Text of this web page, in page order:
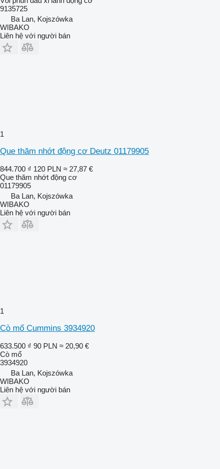
9135725
Ba Lan, Kojszówka
WIBAKO
Liên hệ với người bán
1
Que thăm nhớt động cơ Deutz 01179905
844.700 ₫ 120 PLN ≈ 27,87 €
Que thăm nhớt động cơ
01179905
Ba Lan, Kojszówka
WIBAKO
Liên hệ với người bán
1
Cò mổ Cummins 3934920
633.500 ₫ 90 PLN ≈ 20,90 €
Cò mổ
3934920
Ba Lan, Kojszówka
WIBAKO
Liên hệ với người bán